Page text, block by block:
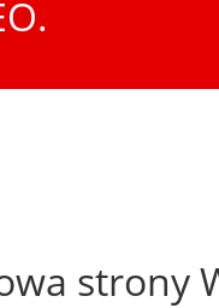
strony